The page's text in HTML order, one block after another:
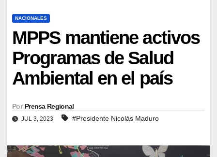
NACIONALES
MPPS mantiene activos
Programas de Salud
Ambiental en el país
Por Prensa Regional
JUL 3, 2023 #Presidente Nicolás Maduro